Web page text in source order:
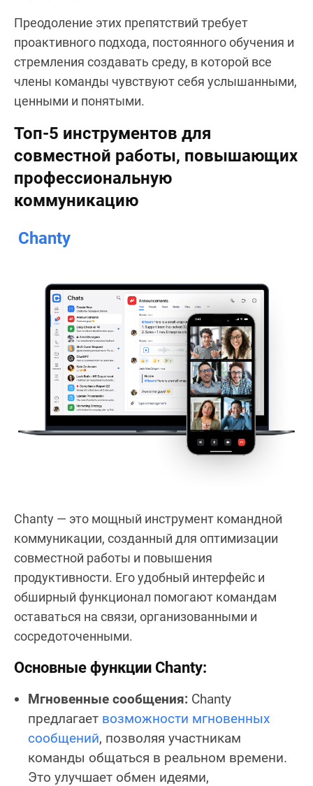
Преодоление этих препятствий требует
проактивного подхода, постоянного обучения и
стремления создавать среду, в которой все
члены команды чувствуют себя услышанными,
ценными и понятыми.
Топ-5 инструментов для
совместной работы, повышающих
профессиональную
коммуникацию
Chanty
Chanty — это мощный инструмент командной
коммуникации, созданный для оптимизации
совместной работы и повышения
продуктивности. Его удобный интерфейс и
обширный функционал помогают командам
оставаться на связи, организованными и
сосредоточенными.
Основные функции Chanty:
Мгновенные сообщения: Chanty
предлагает возможности мгновенных
сообщений, позволяя участникам
команды общаться в реальном времени.
Это улучшает обмен идеями,